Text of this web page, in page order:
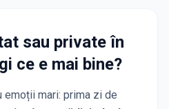
sau privateîn
ce e mai bine?
emoții mari: prima zi de